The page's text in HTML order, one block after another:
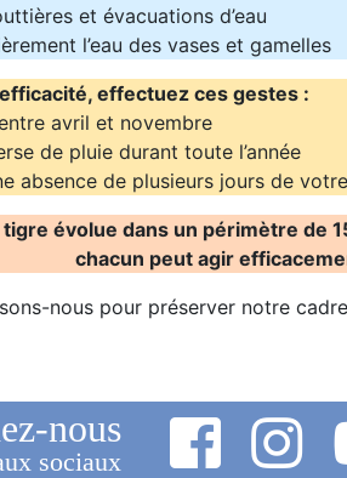
et évacuations d’eau
l’eau des vases et gamelles
effectuez ces gestes :
avril et novembre
de pluie durant toute l’année
absence de plusieurs jours de
évolue dans un périmètre de
chacun peut agir
nous pour préserver notre
nous
sociaux